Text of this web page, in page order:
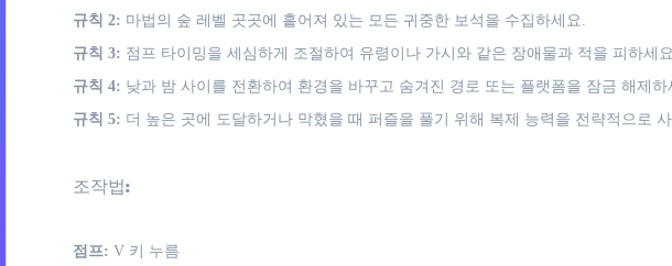
규칙 2: 마법의 숲 레벨 곳곳에 흩어져 있는 모든 귀중한 보석을 수집하세요.
규칙 3: 점프 타이밍을 세심하게 조절하여 유령이나 가시와 같은 장애물과 적을 피하세
규칙 4: 낮과 밤 사이를 전환하여 환경을 바꾸고 숨겨진 경로 또는 플랫폼을 잠금 해제하
규칙 5: 더 높은 곳에 도달하거나 막혔을 때 퍼즐을 풀기 위해 복제 능력을 전략적으로
조작법:
점프: V 키 누름